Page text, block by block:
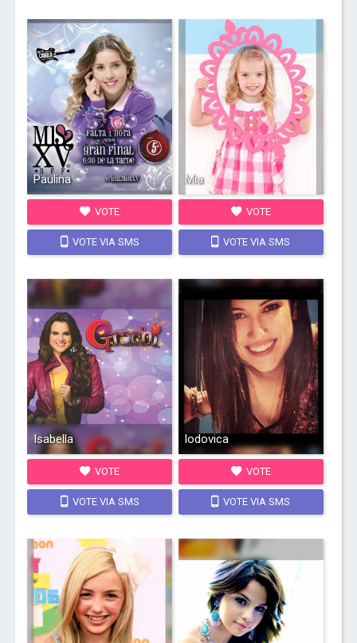
Paulina
VOTE
VOTE VIA SMS
Mia
VOTE
VOTE VIA SMS
Isabella
VOTE
VOTE VIA SMS
lodovica
VOTE
VOTE VIA SMS